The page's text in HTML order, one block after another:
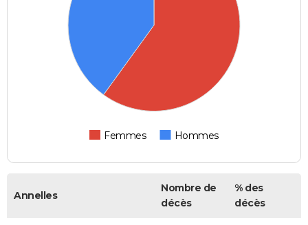
Femmes Hommes
Annelles
Nombre de
décès
% des
décès